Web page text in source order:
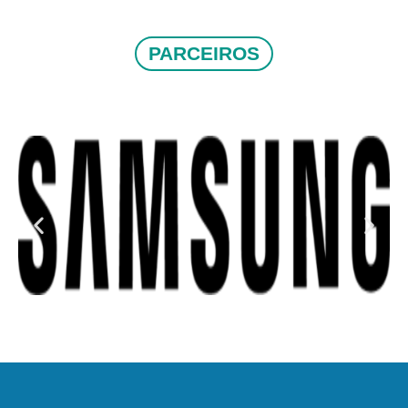
PARCEIROS